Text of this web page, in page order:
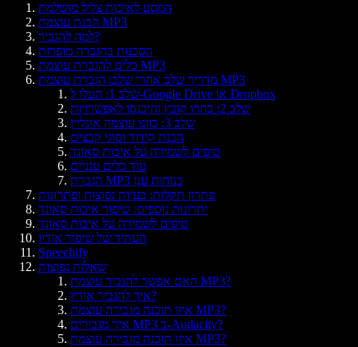
המסע לאיכות צליל מושלמת
הבנת עוצמת MP3
למה להגביר?
הסכנות בהגברה מופרזת
כלים להגברת עוצמת MP3
מדריך שלב אחרי שלב: הגברת עוצמת MP3
שלב 1: העלו ל-Google Drive או Dropbox
שלב 2: בחרו קובץ והיכנסו לאפשרויות
שלב 3: כוונו עוצמה אונליין
הבנת קידוד וסוגי קבצים
טיפים לשמירה על איכות סאונד
עוד כלים ענניים
הגברת MP3 בנוחות ענן
פתרון תקלות: בעיות נפוצות ופתרונות
יתרונות נוספים: שיפור איכות סאונד
טיפים לשמירה על איכות סאונד
העתיד של שיפור אודיו
Speechify
שאלות נפוצות
האם אפשר להגביר עוצמת MP3?
איך להגביר אודיו?
איזו תוכנה מגבירה עוצמת MP3?
איך מגבירים MP3 ב-Audacity?
איזו תוכנה מגבירה עוצמת MP3?